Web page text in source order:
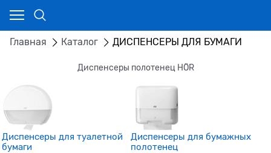
Главная Каталог ДИСПЕНСЕРЫ ДЛЯ БУМАГИ
Диспенсеры полотенец HÖR
Диспенсеры для туалетной
бумаги
Диспенсеры для бумажных
полотенец